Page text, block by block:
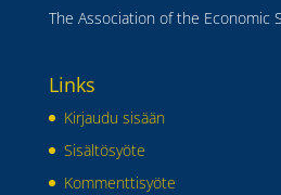
The Association of the Economic
Links
Kirjaudu sisään
Sisältösyöte
Kommenttisyöte